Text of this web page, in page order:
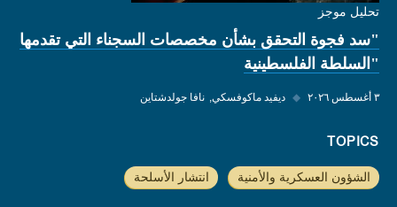
تحليل موجز
"سد فجوة التحقق بشأن مخصصات السجناء التي تقدمها
"السلطة الفلسطينية
٣ أغسطس ٢٠٢٦ ◆ ديفيد ماكوفسكي نافا جولدشتاين
TOPICS
الشؤون العسكرية والأمنية انتشار الأسلحة